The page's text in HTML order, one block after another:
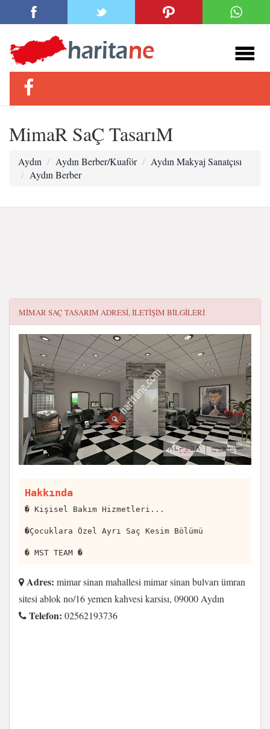
MimaR SaÇ TasarıM
Aydın Aydın Berber/Kuaför
Aydın Makyaj Sanatçısı
Aydın Berber
MIMAR SAÇ TASARIM ADRESI, ILETIŞIM BILGILERI
Hakkında
� Kişisel Bakım Hizmetleri...
�Çocuklara Özel Ayrı Saç Kesim Bölümü
� MST TEAM �
Adres: mimar sinan mahallesi mimar sinan bulvarı ümran
sitesi ablok no/16 yemen kahvesi karsisı, 09000 Aydın
Telefon: 02562193736